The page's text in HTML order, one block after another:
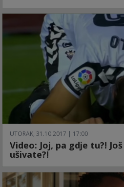
UTORAK, 31.10.2017 | 17:00
Video: Joj, pa gdje tu?!
ušivate?!